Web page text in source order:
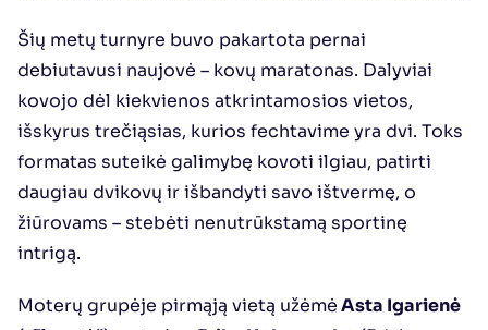
Šių metų turnyre buvo pakartota pernai
debiutavusi naujovė – kovų maratonas. Dalyviai
kovojo dėl kiekvienos atkrintamosios vietos,
išskyrus trečiąsias, kurios fechtavime yra dvi. Toks
formatas suteikė galimybę kovoti ilgiau, patirti
daugiau dvikovų ir išbandyti savo ištvermę, o
žiūrovams – stebėti nenutrūkstamą sportinę
intrigą.
Moterų grupėje pirmąją vietą užėmė Asta Igarienė